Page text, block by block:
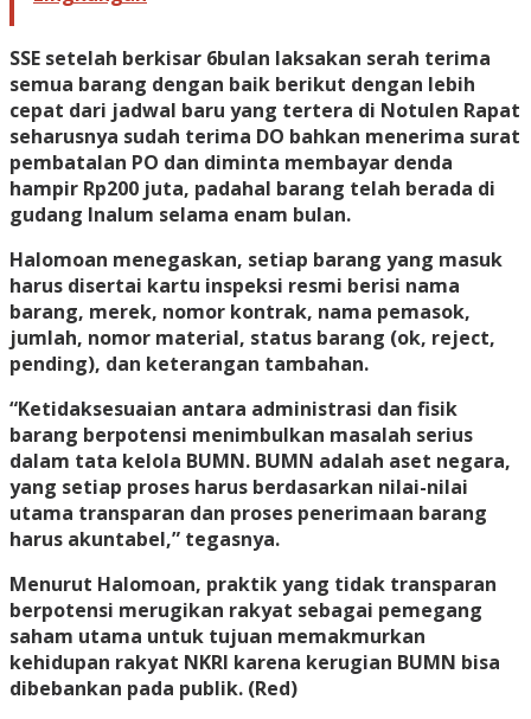
SSE setelah berkisar 6bulan laksakan serah terima
semua barang dengan baik berikut dengan lebih
cepat dari jadwal baru yang tertera di Notulen Rapat
seharusnya sudah terima DO bahkan menerima surat
pembatalan PO dan diminta membayar denda
hampir Rp200 juta, padahal barang telah berada di
gudang Inalum selama enam bulan.
Halomoan menegaskan, setiap barang yang masuk
harus disertai kartu inspeksi resmi berisi nama
barang, merek, nomor kontrak, nama pemasok,
jumlah, nomor material, status barang (ok, reject,
pending), dan keterangan tambahan.
“Ketidaksesuaian antara administrasi dan fisik
barang berpotensi menimbulkan masalah serius
dalam tata kelola BUMN. BUMN adalah aset negara,
yang setiap proses harus berdasarkan nilai-nilai
utama transparan dan proses penerimaan barang
harus akuntabel,” tegasnya.
Menurut Halomoan, praktik yang tidak transparan
berpotensi merugikan rakyat sebagai pemegang
saham utama untuk tujuan memakmurkan
kehidupan rakyat NKRI karena kerugian BUMN bisa
dibebankan pada publik. (Red)